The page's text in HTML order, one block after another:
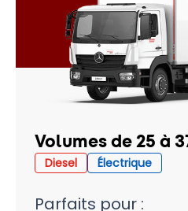
Volumes de 25 à
Diesel Électrique
Parfaits pour :